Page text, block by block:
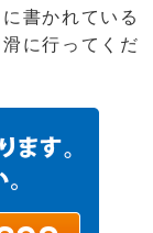
書かれている
に行ってくだ